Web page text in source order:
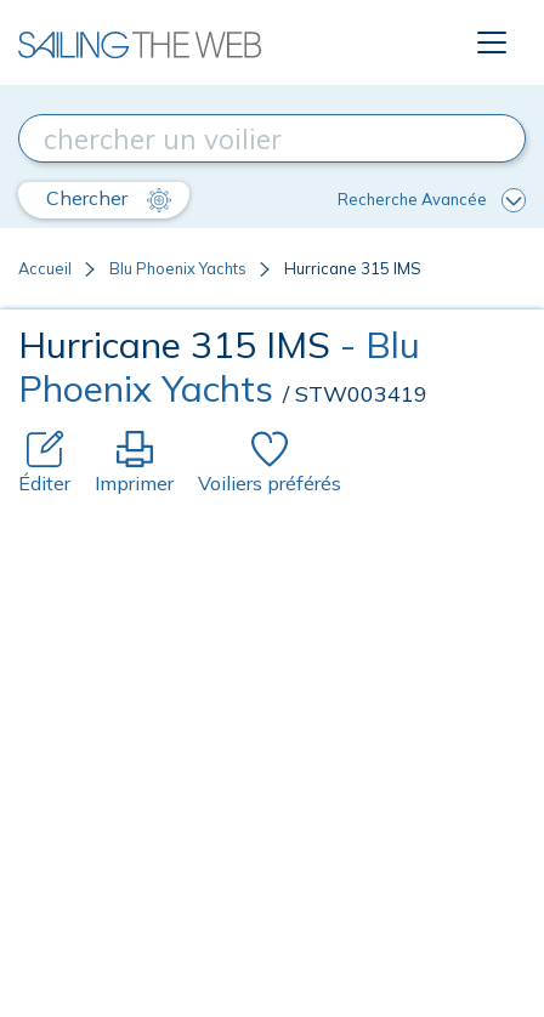
Chercher Recherche Avancée
Accueil Blu Phoenix Yachts Hurricane 315 IMS
Hurricane 315 IMS - Blu
Phoenix Yachts / STW003419
Éditer Imprimer Voiliers préférés